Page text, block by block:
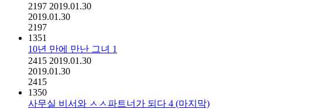
2197 2019.01.30
2019.01.30
2197
1351
10년 만에 만난 그녀 1
2415 2019.01.30
2019.01.30
2415
1350
사무실 비서와 ㅅㅅ파트너가 되다 4 (마지막)